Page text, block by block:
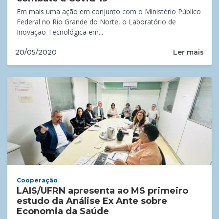
Em mais uma ação em conjunto com o Ministério Público
Federal no Rio Grande do Norte, o Laboratório de
Inovação Tecnológica em...
20/05/2020 Ler mais
Cooperação
LAIS/UFRN apresenta ao MS primeiro
estudo da Análise Ex Ante sobre
Economia da Saúde